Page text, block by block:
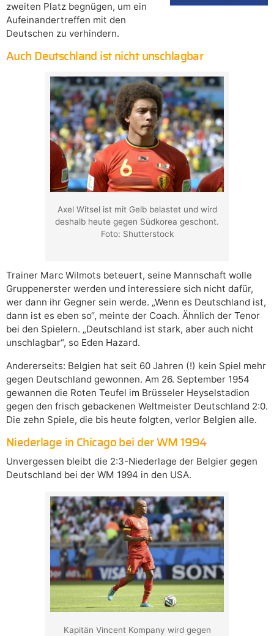
zweiten Platz begnügen, um ein
Aufeinandertreffen mit den
Deutschen zu verhindern.
Auch Deutschland ist nicht unschlagbar
Axel Witsel ist mit Gelb belastet und wird
deshalb heute gegen Südkorea geschont.
Foto: Shutterstock
Trainer Marc Wilmots beteuert, seine Mannschaft wolle
Gruppenerster werden und interessiere sich nicht dafür,
wer dann ihr Gegner sein werde. „Wenn es Deutschland ist,
dann ist es eben so“, meinte der Coach. Ähnlich der Tenor
bei den Spielern. „Deutschland ist stark, aber auch nicht
unschlagbar“, so Eden Hazard.
Andererseits: Belgien hat seit 60 Jahren (!) kein Spiel mehr
gegen Deutschland gewonnen. Am 26. September 1954
gewannen die Roten Teufel im Brüsseler Heyselstadion
gegen den frisch gebackenen Weltmeister Deutschland 2:0.
Die zehn Spiele, die bis heute folgten, verlor Belgien alle.
Niederlage in Chicago bei der WM 1994
Unvergessen bleibt die 2:3-Niederlage der Belgier gegen
Deutschland bei der WM 1994 in den USA.
Kapitän Vincent Kompany wird gegen